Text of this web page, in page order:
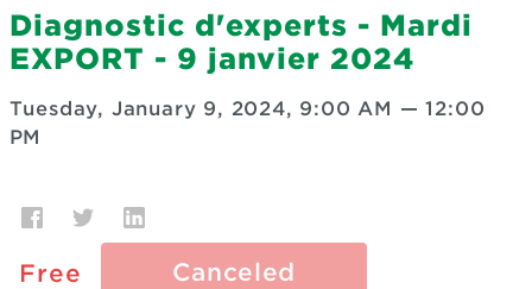
Diagnostic d'experts - Mardi
EXPORT - 9 janvier 2024
Tuesday, January 9, 2024, 9:00 AM —12:00
PM
Free Canceled